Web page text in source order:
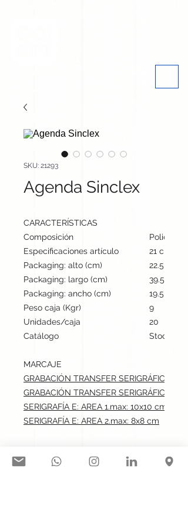
SKU: 21293
Agenda Sinclex
CARACTERÍSTICAS
Composición
Poliéster
Especificaciones artículo
21 cm /
Packaging: alto (cm)
22.5
Packaging: largo (cm)
39.5
Packaging: ancho (cm)
19.5
Peso caja (Kgr)
9
Unidades/caja
20
Catálogo
Stock
MARCAJE
GRABACIÓN TRANSFER SERIGRÁFICO:
GRABACIÓN TRANSFER SERIGRÁFICO:
SERIGRAFÍA E: AREA 1.max: 10x10 cm
SERIGRAFÍA E: AREA 2.max: 8x8 cm